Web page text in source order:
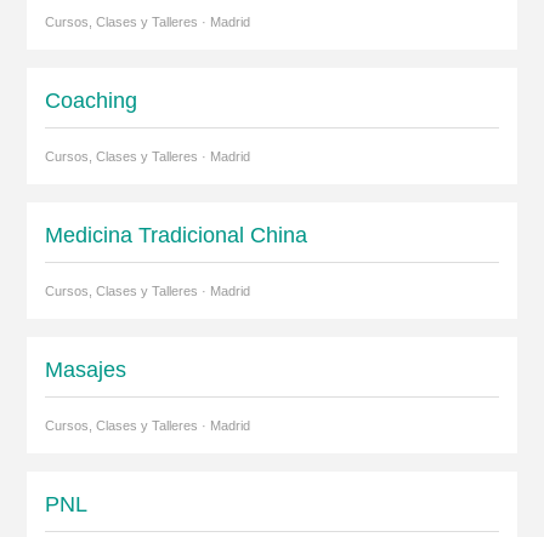
Cursos, Clases y Talleres · Madrid
Coaching
Cursos, Clases y Talleres · Madrid
Medicina Tradicional China
Cursos, Clases y Talleres · Madrid
Masajes
Cursos, Clases y Talleres · Madrid
PNL